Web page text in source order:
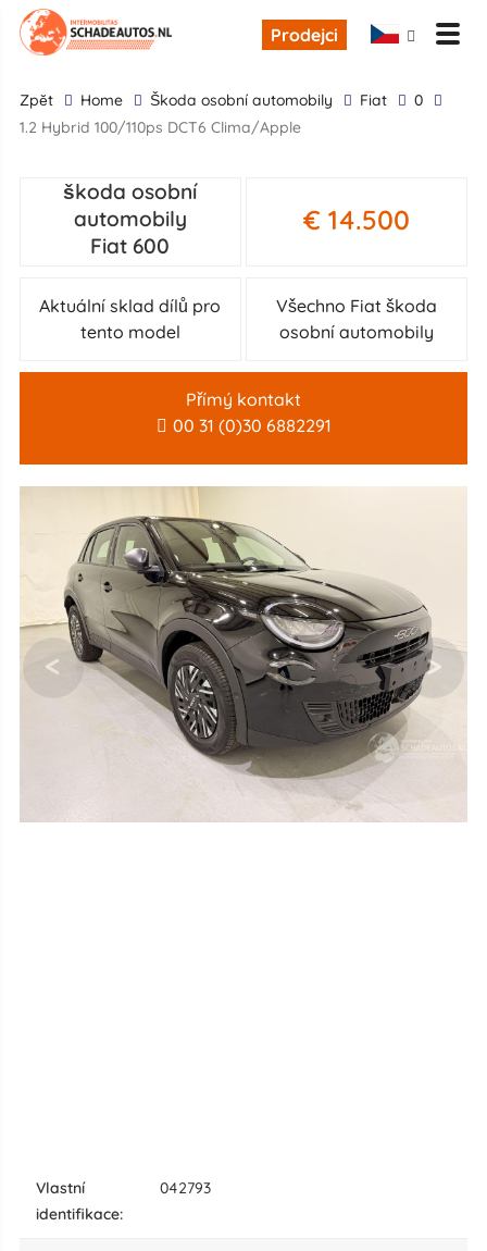
Prodejci
zpĕt Home škoda osobní automobily Fiat
0
1.2 Hybrid 100/110ps DCT6 Clima/Apple
škoda osobní
automobily
Fiat 600
€ 14.500
Aktuální sklad dílů pro
tento model
Všechno Fiat škoda
osobní automobily
Přímý kontakt
00 31 (0)30 6882291
vlastní
identifikace:
042793